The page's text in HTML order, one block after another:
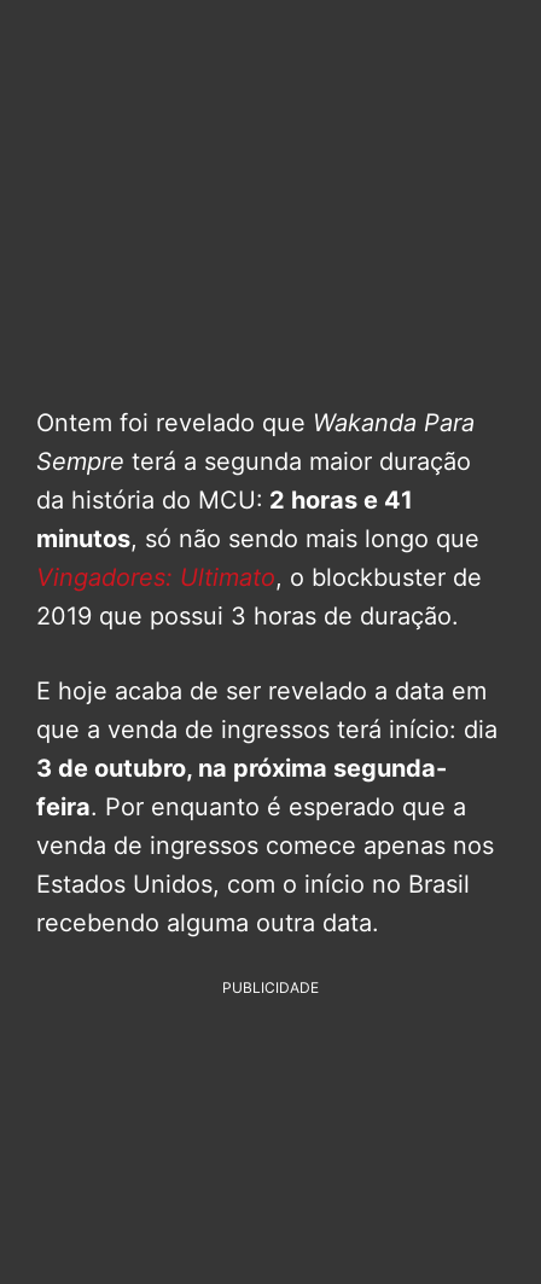
Ontem foi revelado que Wakanda Para
Sempre terá a segunda maior duração
da história do MCU: 2 horas e 41
minutos, só não sendo mais longo que
Vingadores: Ultimato, o blockbuster de
2019 que possui 3 horas de duração.
E hoje acaba de ser revelado a data em
que a venda de ingressos terá início: dia
3 de outubro, na próxima segunda-
feira. Por enquanto é esperado que a
venda de ingressos comece apenas nos
Estados Unidos, com o início no Brasil
recebendo alguma outra data.
PUBLICIDADE